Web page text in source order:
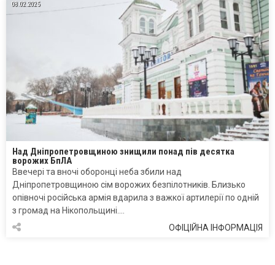
08.02.2025
Над Дніпропетровщиною знищили понад пів десятка
ворожих БпЛА
Ввечері та вночі оборонці неба збили над
Дніпропетровщиною сім ворожих безпілотників. Близько
опівночі російська армія вдарила з важкої артилерії по одній
з громад на Нікопольщині….
ОФІЦІЙНА ІНФОРМАЦІЯ